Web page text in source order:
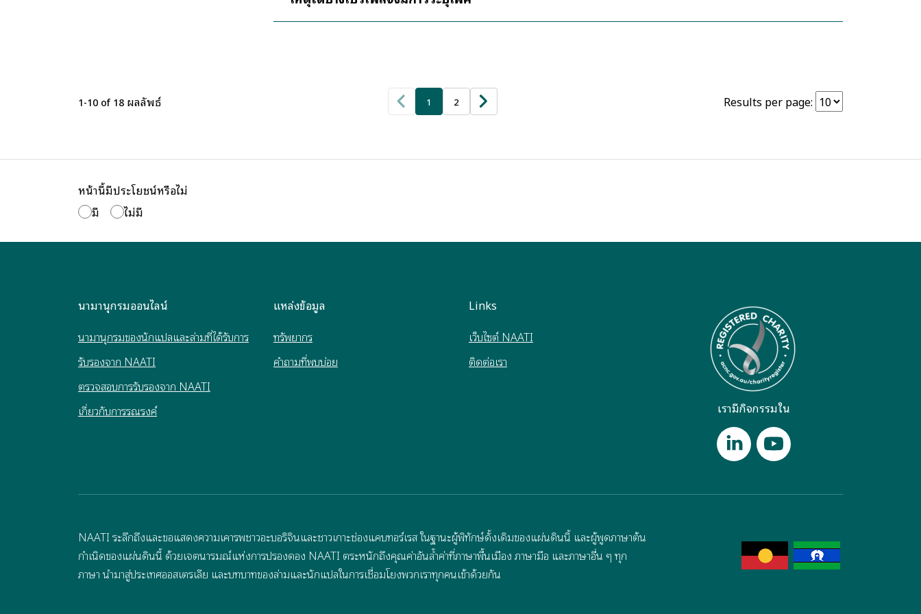
1-10 of 18 ผลลัพธ์ 1 2 Results per page:
หน้านี้มีประโยชน์หรือไม่
มี
ไม่มี
นามานุกรมออนไลน์
นามานุกรมของนักแปลและล่ามที่ได้รับการ
รับรองจาก NAATI
ตรวจสอบการรับรองจาก NAATI
เกี่ยวกับการรณรงค์
แหล่งข้อมูล
ทรัพยากร
คำถามที่พบบ่อย
Links
เว็บไซต์ NAATI
ติดต่อเรา
เรามีกิจกรรมใน
NAATI ระลึกถึงและขอแสดงความเคารพชาวอะบอริจินและชาวเกาะช่องแคบทอร์เรส ในฐานะผู้พิทักษ์ดั้งเดิมของแผ่นดินนี้ และผู้พูดภาษาต้น
กำเนิดของแผ่นดินนี้ ด้วยเจตนารมณ์แห่งการปรองดอง NAATI ตระหนักถึงคุณค่าอันล้ำค่าที่ภาษาพื้นเมือง ภาษามือ และภาษาอื่น ๆ ทุก
ภาษา นำมาสู่ประเทศออสเตรเลีย และบทบาทของล่ามและนักแปลในการเชื่อมโยงพวกเราทุกคนเข้าด้วยกัน